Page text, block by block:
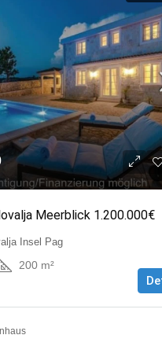
Meerblick 1.200.000€
Insel Pag
200 m²